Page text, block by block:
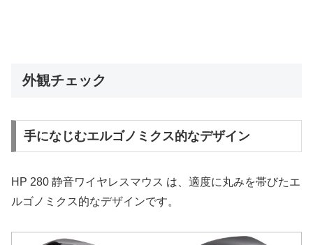
外観チェック
手になじむエルゴノミクス的なデザイン
HP 280 静音ワイヤレスマウス は、適度に丸みを帯びたエ
ルゴノミクス的なデザインです。